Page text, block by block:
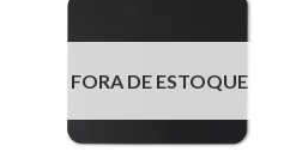
FORA DE ESTOQUE